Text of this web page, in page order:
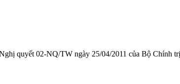
quyết 02-NQ/TW ngày 25/04/2011 của Bộ Chính